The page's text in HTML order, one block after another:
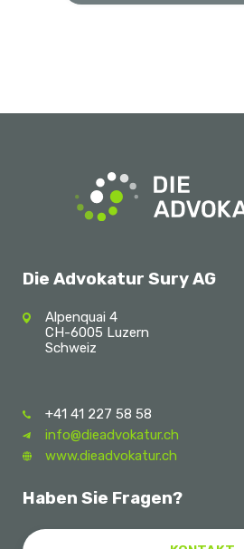
Die Advokatur Sury AG
Alpenquai 4
CH-6005 Luzern
Schweiz
+41 41 227 58 58
info@dieadvokatur.ch
www.dieadvokatur.ch
Haben Sie Fragen?